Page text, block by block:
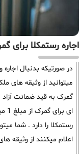
اجاره رستمکلا برای
در صورتیکه بدنبال
میتوانید از وثیقه های
گمرک به قید ضمانت آزاد
رستمکلا را دارد . شما
اعلام میکنند از وثیقه